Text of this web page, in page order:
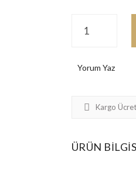
Yorum Yaz
Kargo
ÜRÜN